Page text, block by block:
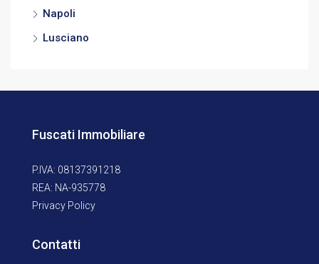
Napoli
Lusciano
Fuscati Immobiliare
P.IVA: 08137391218
REA: NA-935778
Privacy Policy
Contatti